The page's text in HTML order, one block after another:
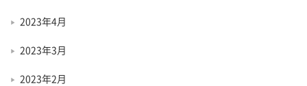
2023年4月
2023年3月
2023年2月